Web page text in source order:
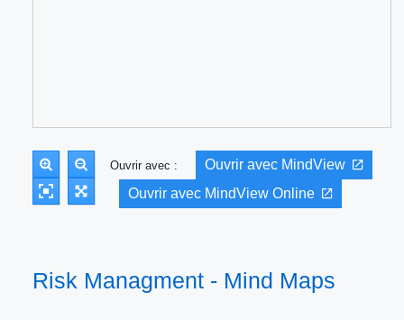
Ouvrir avec :
Ouvrir avec MindView
Ouvrir avec MindView Online
Risk Managment - Mind Maps